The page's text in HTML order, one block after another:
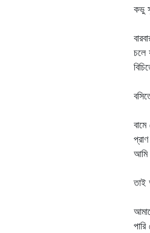
কভু
চলে
আমি
তাই